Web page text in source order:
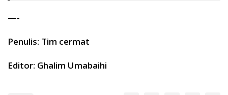
—-
Penulis: Tim cermat
Editor: Ghalim Umabaihi